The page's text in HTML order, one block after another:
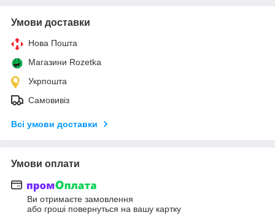
Умови доставки
Нова Пошта
Магазини Rozetka
Укрпошта
Самовивіз
Всі умови доставки
Умови оплати
Ви отримаєте замовлення
або гроші повернуться на вашу картку